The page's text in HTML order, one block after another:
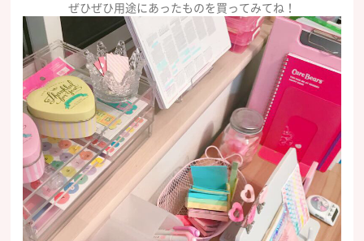
ぜひぜひ用途にあったものを買ってみてね！